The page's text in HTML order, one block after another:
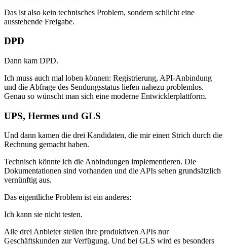
Das ist also kein technisches Problem, sondern schlicht eine
ausstehende Freigabe.
DPD
Dann kam DPD.
Ich muss auch mal loben können: Registrierung, API-Anbindung
und die Abfrage des Sendungsstatus liefen nahezu problemlos.
Genau so wünscht man sich eine moderne Entwicklerplattform.
UPS, Hermes und GLS
Und dann kamen die drei Kandidaten, die mir einen Strich durch die
Rechnung gemacht haben.
Technisch könnte ich die Anbindungen implementieren. Die
Dokumentationen sind vorhanden und die APIs sehen grundsätzlich
vernünftig aus.
Das eigentliche Problem ist ein anderes:
Ich kann sie nicht testen.
Alle drei Anbieter stellen ihre produktiven APIs nur
Geschäftskunden zur Verfügung. Und bei GLS wird es besonders